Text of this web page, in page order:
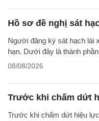
Hồ sơ đề nghị sát
Người đăng ký sát hạch lái
hạn. Dưới đây là thành
08/08/2026
Trước khi chấm dứt
Trước khi chấm dứt hiệu